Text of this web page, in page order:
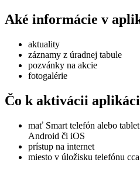
Aké informácie v
aktuality
záznamy z úradnej tabule
pozvánky na akcie
fotogalérie
Čo k aktivácii
mať Smart telefón alebo
Android či iOS
prístup na internet
miesto v úložisku telefónu